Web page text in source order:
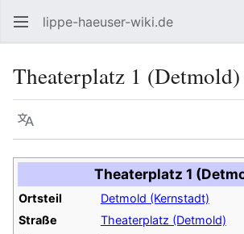
lippe-haeuser-wiki.de
Theaterplatz 1 (Detmold)
Sprache
Theaterplatz 1
Ortsteil
Detmold (Kernstadt)
Straße
Theaterplatz (Detmold)